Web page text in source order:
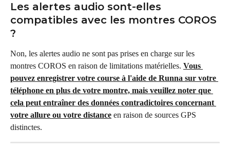
Les alertes audio sont-elles
compatibles avec les montres COROS
?
Non, les alertes audio ne sont pas prises en charge sur les
montres COROS en raison de limitations matérielles. Vous
pouvez enregistrer votre course à l'aide de Runna sur votre
téléphone en plus de votre montre, mais veuillez noter que
cela peut entraîner des données contradictoires concernant
votre allure ou votre distance en raison de sources GPS
distinctes.